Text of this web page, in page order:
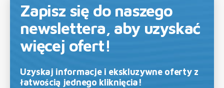
Zapisz się do naszego
newslettera, aby uzyskać
więcej ofert!
Uzyskaj informacje i ekskluzywne oferty z
łatwością jednego kliknięcia!